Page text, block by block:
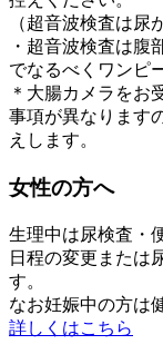
（超音波検査は尿
・超音波検査は腹
でなるべくワンピ
＊大腸カメラをお
事項が異なります
えします。
女性の方へ
生理中は尿検査・
日程の変更または
す。
なお妊娠中の方は
詳しくはこちら